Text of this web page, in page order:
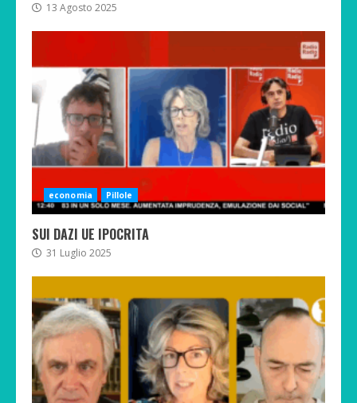
13 Agosto 2025
economia Pillole
SUI DAZI UE IPOCRITA
31 Luglio 2025